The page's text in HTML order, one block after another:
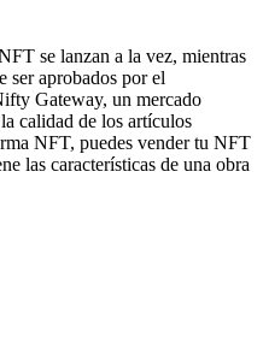
se lanzan a la vez, mientras
ser aprobados por el
Gateway, un mercado
calidad de los artículos
NFT, puedes vender tu NFT
las características de una obra